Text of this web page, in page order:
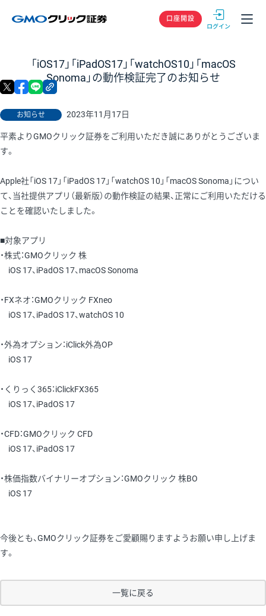
GMOクリック
口座開設
「iOS17」「iPadOS17」「watchOS10」「macOS
Sonoma」の動作検証完了のお知らせ
お知らせ 2023年11月17日
X facebook
平素よりGMOクリック証券をご利用いただき誠にありがとうございま
す。
Apple社「iOS 17」「iPadOS 17」「watchOS 10」「macOS Sonoma」につい
て、当社提供アプリ（最新版）の動作検証の結果、正常にご利用いただける
ことを確認いたしました。
■対象アプリ
・株式：GMOクリック 株
iOS 17、iPadOS 17、macOS Sonoma
・FXネオ：GMOクリック FXneo
iOS 17、iPadOS 17、watchOS 10
・外為オプション：iClick外為OP
iOS 17
・くりっく365：iClickFX365
iOS 17、iPadOS 17
・CFD：GMOクリック CFD
iOS 17、iPadOS 17
・株価指数バイナリーオプション：GMOクリック 株BO
iOS 17
今後とも、GMOクリック証券をご愛顧賜りますようお願い申し上げま
す。
一覧に戻る